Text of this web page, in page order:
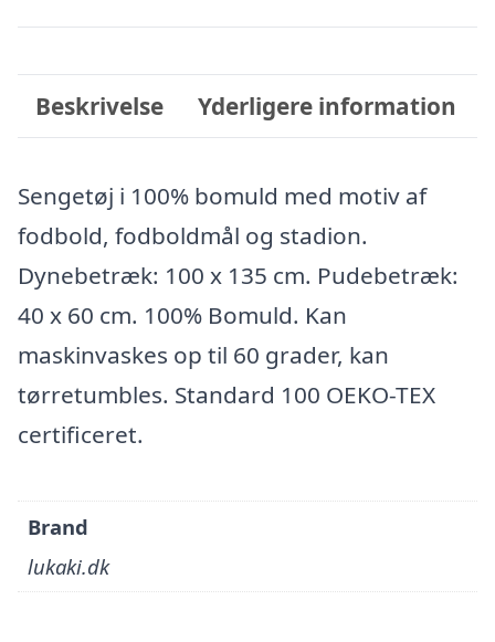
Beskrivelse Yderligere information
Sengetøj i 100% bomuld med motiv af
fodbold, fodboldmål og stadion.
Dynebetræk: 100 x 135 cm. Pudebetræk:
40 x 60 cm. 100% Bomuld. Kan
maskinvaskes op til 60 grader, kan
tørretumbles. Standard 100 OEKO-TEX
certificeret.
Brand
lukaki.dk